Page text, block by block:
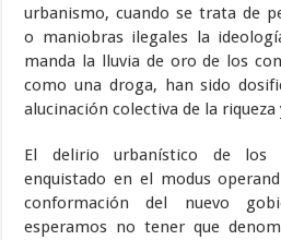
urbanismo, cuando se trata de
o maniobras ilegales la
manda la lluvia de oro de los
como una droga, han sido
alucinación colectiva de la
El delirio urbanístico de los
enquistado en el modus
conformación del nuevo
esperamos no tener que